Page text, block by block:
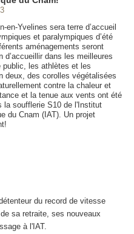
en-Yvelines sera terre d’accueil
et paralympiques d’été
aménagements seront
d’accueillir dans les meilleures
public, les athlètes et les
deux, des corolles végétalisées
contre la chaleur et
et la tenue aux vents ont été
la soufflerie S10 de l'Institut
du Cnam (IAT). Un projet
du record de vitesse
sa retraite, ses nouveaux
à l'IAT.